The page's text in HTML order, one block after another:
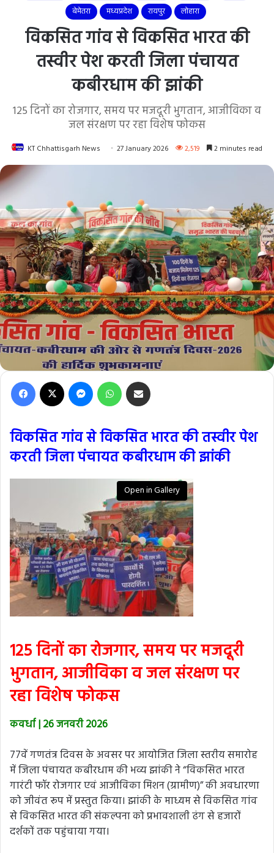
बेमेतरा
मध्यप्रदेश रायपुर लोहारा
विकसित गांव से विकसित भारत की
तस्वीर पेश करती जिला पंचायत
कबीरधाम की झांकी
125 दिनों का रोजगार, समय पर मजदूरी भुगतान, आजीविका व
जल संरक्षण पर रहा विशेष फोकस
KT Chhattisgarh News 27 January 2026 2,519 2 minutes read
Facebook Messenger WhatsApp
विकसित गांव से विकसित भारत की तस्वीर पेश
करती जिला पंचायत कबीरधाम की झांकी
Open in Gallery
125 दिनों का रोजगार, समय पर मजदूरी
भुगतान, आजीविका व जल संरक्षण पर
रहा विशेष फोकस
कवर्धा | 26 जनवरी 2026
77वें गणतंत्र दिवस के अवसर पर आयोजित जिला स्तरीय समारोह
में जिला पंचायत कबीरधाम की भव्य झांकी ने “विकसित भारत
गारंटी फॉर रोजगार एवं आजीविका मिशन (ग्रामीण)” की अवधारणा
को जीवंत रूप में प्रस्तुत किया। झांकी के माध्यम से विकसित गांव
से विकसित भारत की संकल्पना को प्रभावशाली ढंग से हजारों
दर्शकों तक पहुंचाया गया।